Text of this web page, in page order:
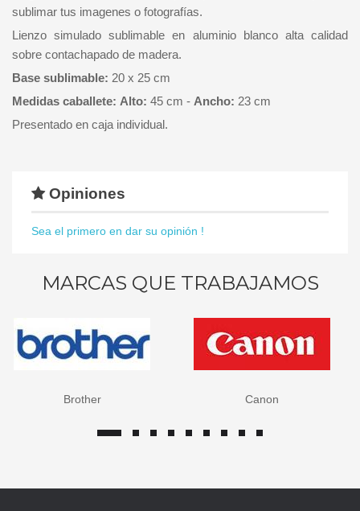
sublimar tus imagenes o fotografías.
Lienzo simulado sublimable en aluminio blanco alta calidad
sobre contachapado de madera.
Base sublimable: 20 x 25 cm
Medidas caballete: Alto: 45 cm - Ancho: 23 cm
Presentado en caja individual.
Opiniones
Sea el primero en dar su opinión !
MARCAS QUE TRABAJAMOS
Brother Canon